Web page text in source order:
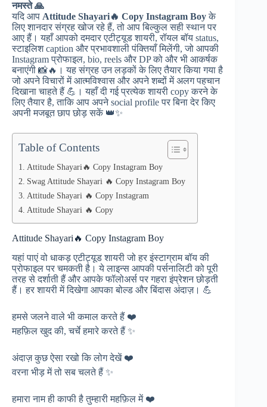
नमस्ते 🙏
यदि आप Attitude Shayari🔥 Copy Instagram Boyके
लिए शानदार संग्रह खोज रहे हैं, तो आप बिल्कुल सही स्थान पर
आए हैं। यहाँ आपको दमदार एटीट्यूड शायरी, रॉयल बॉय status,
स्टाइलिश caption और प्रभावशाली पंक्तियाँ मिलेंगी, जो आपकी
Instagram प्रोफाइल, bio, reels और DP को और भी आकर्षक
बनाएंगी 📸🔥। यह संग्रह उन लड़कों के लिए तैयार किया गया है
जो अपने विचारों में आत्मविश्वास और अपने शब्दों में अलग पहचान
दिखाना चाहते हैं 💪। यहाँ दी गई प्रत्येक शायरी copy करने के
लिए तैयार है, ताकि आप अपने social profile पर बिना देर किए
अपनी मजबूत छाप छोड़ सकें 👑✨
Table of Contents
Attitude Shayari🔥 Copy Instagram Boy
Swag Attitude Shayari 🔥 Copy Instagram Boy
Attitude Shayari 🔥 Copy Instagram
Attitude Shayari 🔥 Copy
Attitude Shayari🔥 Copy Instagram Boy
यहां पाएं वो धाकड़ एटीट्यूड शायरी जो हर इंस्टाग्राम बॉय की
प्रोफाइल पर चमकती है। ये लाइन्स आपकी पर्सनालिटी को पूरी
तरह से दर्शाती हैं और आपके फॉलोअर्स पर गहरा इंप्रेशन छोड़ती
हैं। हर शायरी में दिखेगा आपका बोल्ड और बिंदास अंदाज़। 💪
हमसे जलने वाले भी कमाल करते हैं ❤️
महफ़िल खुद की, चर्चे हमारे करते हैं ✨
अंदाज़ कुछ ऐसा रखो कि लोग देखें ❤️
वरना भीड़ में तो सब चलते हैं ✨
हमारा नाम ही काफी है तुम्हारी महफ़िल में ❤️